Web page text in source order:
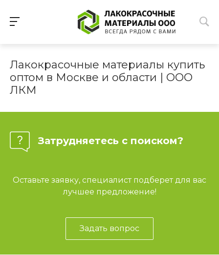
Лакокрасочные материалы купить
оптом в Москве и области | ООО
ЛКМ
Затрудняетесь с поиском?
Оставьте заявку, специалист подберет для вас
лучшее предложение!
Задать вопрос